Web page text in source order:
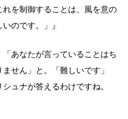
を制御することは、風を意の
のです。」』
あなたが言っていることはち
せん」と。「難しいです」
ュナが答えるわけですね。